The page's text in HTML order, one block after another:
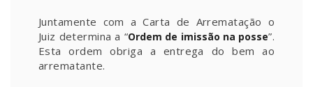
Juntamente com a Carta de Arrematação o
Juiz determina a “Ordem de imissão na posse”.
Esta ordem obriga a entrega do bem ao
arrematante.